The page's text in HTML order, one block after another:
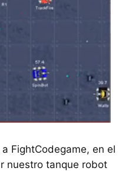
FightCodegame, en el
nuestro tanque robot